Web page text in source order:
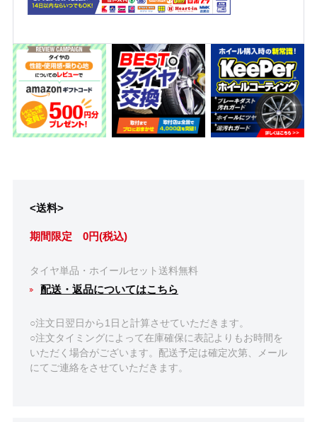
<送料>
期間限定 0円(税込)
タイヤ単品・ホイールセット送料無料
配送・返品についてはこちら
○注文日翌日から1日と計算させていただきます。
○注文タイミングによって在庫確保に表記よりもお時間を
いただく場合がございます。配送予定は確定次第、メール
にてご連絡をさせていただきます。